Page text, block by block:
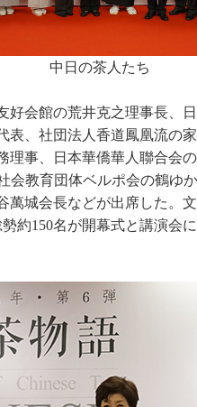
中日の茶人たち
好会館の荒井克之理事長、
表、社団法人香道鳳凰流の
理事、日本華僑華人聯合会
会教育団体ベルポ会の鶴ゆ
萬城会長などが出席した。
約150名が開幕式と講演会